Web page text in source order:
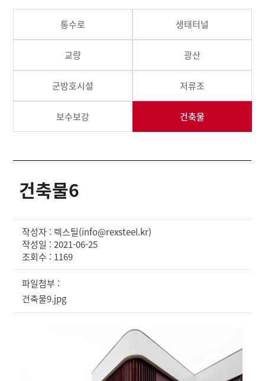
통수로 생태터널
교량 광산
군방호시설 저류조
보수보강 건축물
건축물6
작성자 : 렉스틸(info@rexsteel.kr)
작성일 : 2021-06-25
조회수 : 1169
파일첨부 :
건축물9.jpg